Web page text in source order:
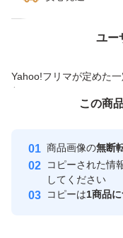
・ペットのエサにした
発送時の不具合によ
ユー
Yahoo!フリマが定めた
付与しています
安心取引出品者
取引実績
価格の相談
この商
商品画像の無断
コピーされた情
してください
コピーは1商品
この商品をみている